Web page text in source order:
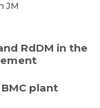
JM
RdDM in the
BMC plant